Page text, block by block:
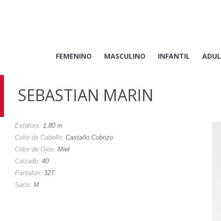
FEMENINO MASCULINO INFANTIL
SEBASTIAN MARIN
Estatura: 1.80 m
Color de Cabello: Castaño Cobrizo
Color de Ojos: Miel
Calzado: 40
Pantalon: 32T
Saco: M